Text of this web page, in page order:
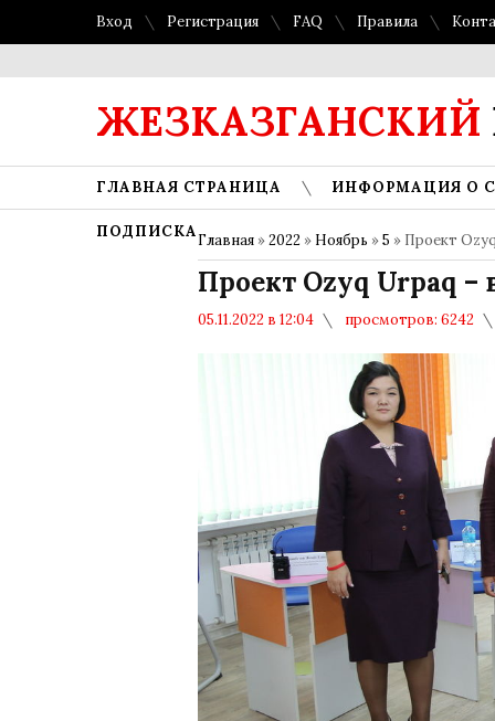
Вход Регистрация FAQ Правила
ЖЕЗКАЗГАНСКИЙ
ГЛАВНАЯ СТРАНИЦА ИНФОРМАЦИЯ О
ПОДПИСКАГлавная »2022 » Ноябрь »5 » Проект
Проект Ozyq Urpaq –
05.11.2022 в 12:04 просмотров: 6242